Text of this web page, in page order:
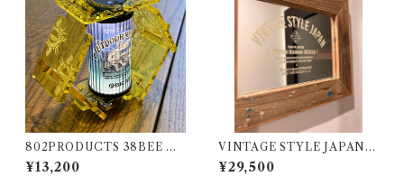
802PRODUCTS 38BEE イ
エロー アクリルシェード yello
w 38灯 MIYABI
¥13,200
VINTAGE STYLE JAPAN ミ
ラー 鏡 20周年リミテッドモデル
802PRODUCTS BICASA
¥29,500